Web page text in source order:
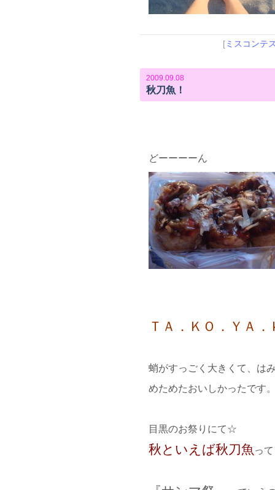
[ミスコンテ
2009.09.08
秋刀魚！
どーーーーん
ＴＡ．ＫＯ．ＹＡ
蛸がすっごく大きくて、は
めためたおいしかったです
目黒のお祭りにて☆
秋といえば秋刀魚 っ